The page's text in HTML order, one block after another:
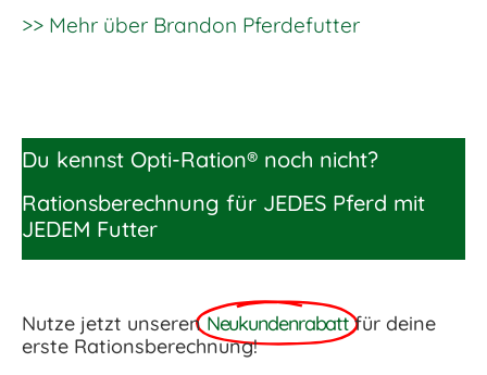
>> Mehr über Brandon Pferdefutter
Du kennst Opti-Ration® noch nicht?
Rationsberechnung für JEDES Pferd mit
JEDEM Futter
Nutze jetzt unseren Neukundenrabatt für deine
erste Rationsberechnung!